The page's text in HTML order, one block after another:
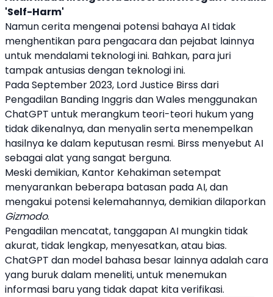
'Self-Harm'
Namun cerita mengenai potensi bahayaAI tidak
menghentikan para pengacara dan pejabat lainnya
untuk mendalami teknologi ini. Bahkan, para juri
tampak antusias dengan teknologi ini.
Pada September 2023, Lord Justice Birss dari
Pengadilan Banding Inggris dan Wales menggunakan
ChatGPT untuk merangkum teori-teori hukum yang
tidak dikenalnya, dan menyalin serta menempelkan
hasilnya ke dalam keputusan resmi. Birss menyebut AI
sebagai alat yang sangat berguna.
Meski demikian, Kantor Kehakiman setempat
menyarankan beberapa batasan padaAI, dan
mengakui potensi kelemahannya, demikian dilaporkan
Gizmodo.
Pengadilan mencatat, tanggapanAI mungkin tidak
akurat, tidak lengkap, menyesatkan, atau bias.
ChatGPT dan model bahasa besar lainnya adalah cara
yang buruk dalam meneliti, untuk menemukan
informasi baru yang tidak dapat kita verifikasi.